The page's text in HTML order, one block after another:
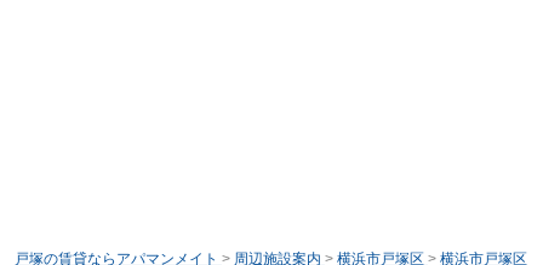
戸塚の賃貸ならアパマンメイト > 周辺施設案内 > 横浜市戸塚区 > 横浜市戸塚区